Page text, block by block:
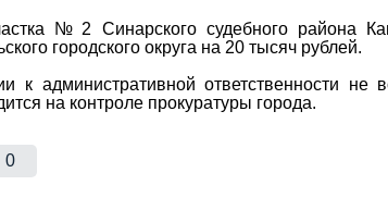
№ 2 Синарского судебного района
городского округа на 20 тысяч рублей.
к административной ответственности не
на контроле прокуратуры города.
0